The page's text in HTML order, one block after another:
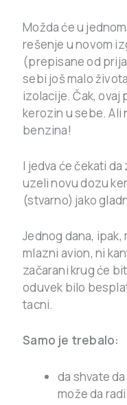
Možda će u
rešenje u novom
(prepisane od
sebi još malo
izolacije. Čak, ovaj
kerozin u sebe. Ali
benzina!
I jedva će čekati
uzeli novu dozu
(stvarno) jako
Jednog dana, ipak,
mlazni avion, ni
začarani krug će
oduvek bilo
tacni.
Samo je trebalo:
da shvate
može da